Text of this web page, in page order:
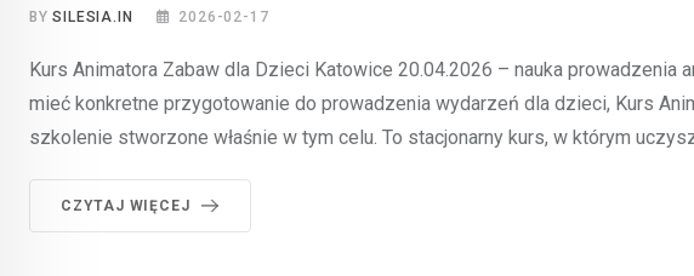
BYSILESIA.IN 2026-02-17
Kurs Animatora Zabaw dla Dzieci Katowice 20.04.2026 – nauka
mieć konkretne przygotowanie do prowadzenia wydarzeń dla dzieci, Kurs
szkolenie stworzone właśnie w tym celu. To stacjonarny kurs, w którym
CZYTAJ WIĘCEJ